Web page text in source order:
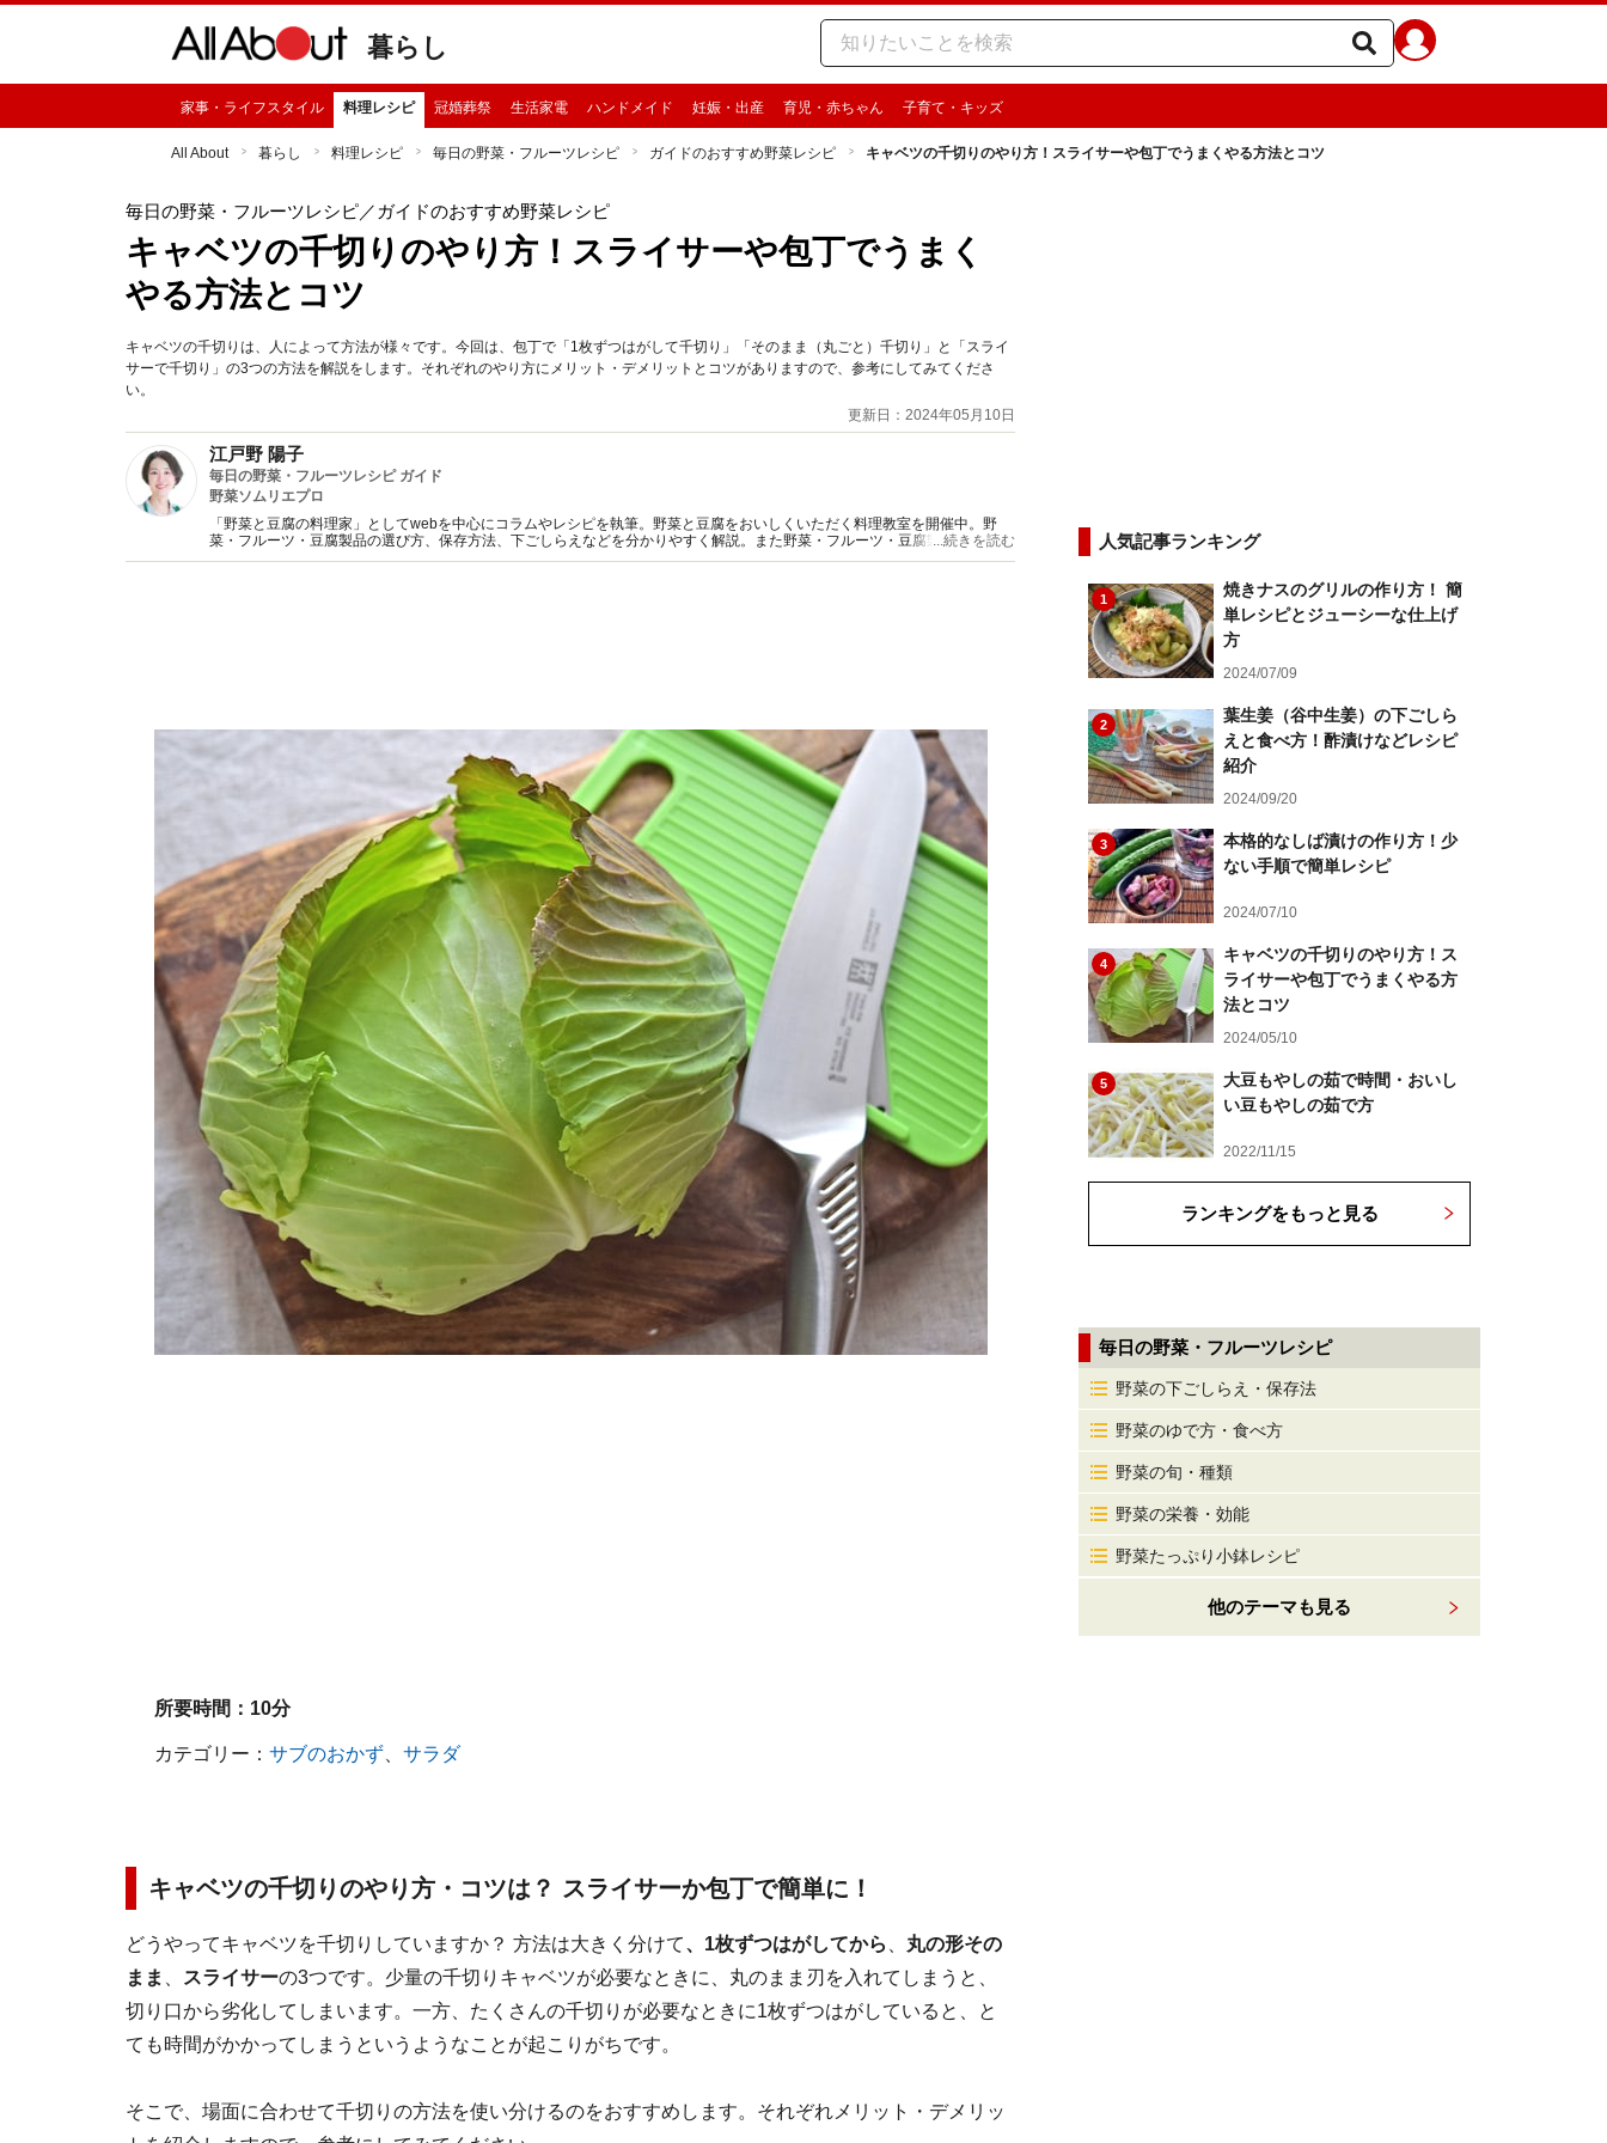
暮らし
家事・ライフスタイル 料理レシピ 冠婚葬祭 生活家電 ハンドメイド 妊娠・出産 育児・赤ちゃん 子育て・キッズ
All About 暮らし 料理レシピ 毎日の野菜・フルーツレシピ ガイドのおすすめ野菜レシピ キャベツの千切りのやり方！スライサーや包丁でうまくやる方法とコツ
毎日の野菜・フルーツレシピ／ガイドのおすすめ野菜レシピ
キャベツの千切りのやり方！スライサーや包丁でうまく
やる方法とコツ
キャベツの千切りは、人によって方法が様々です。今回は、包丁で「1枚ずつはがして千切り」「そのまま（丸ごと）千切り」と「スライ
サーで千切り」の3つの方法を解説をします。それぞれのやり方にメリット・デメリットとコツがありますので、参考にしてみてくださ
い。
更新日：2024年05月10日
江戸野 陽子
毎日の野菜・フルーツレシピ ガイド
野菜ソムリエプロ
「野菜と豆腐の料理家」としてwebを中心にコラムやレシピを執筆。野菜と豆腐をおいしくいただく料理教室を開催中。野
菜・フルーツ・豆腐製品の選び方、保存方法、下ごしらえなどを分かりやすく解説。また野菜・フルーツ・豆腐製品をおいし
く食べるための情報を分かりやすくお届けしています。
...続きを読む
所要時間： 10分
カテゴリー： サブのおかず、 サラダ
キャベツの千切りのやり方・コツは？ スライサーか包丁で簡単に！
どうやってキャベツを千切りしていますか？ 方法は大きく分けて、1枚ずつはがしてから
丸の形その
まま
スライサーの3つです。少量の千切りキャベツが必要なときに、丸のまま刃を入れてしまうと、
切り口から劣化してしまいます。一方、たくさんの千切りが必要なときに1枚ずつはがしていると、と
ても時間がかかってしまうというようなことが起こりがちです。
そこで、場面に合わせて千切りの方法を使い分けるのをおすすめします。それぞれメリット・デメリッ
人気記事ランキング
1
焼きナスのグリルの作り方！ 簡
単レシピとジューシーな仕上げ
方
2024/07/09
2
葉生姜（谷中生姜）の下ごしら
えと食べ方！酢漬けなどレシピ
紹介
2024/09/20
3
本格的なしば漬けの作り方！少
ない手順で簡単レシピ
2024/07/10
4
キャベツの千切りのやり方！ス
ライサーや包丁でうまくやる方
法とコツ
2024/05/10
5
大豆もやしの茹で時間・おいし
い豆もやしの茹で方
2022/11/15
ランキングをもっと見る
毎日の野菜・フルーツレシピ
野菜の下ごしらえ・保存法
野菜のゆで方・食べ方
野菜の旬・種類
野菜の栄養・効能
野菜たっぷり小鉢レシピ
他のテーマも見る